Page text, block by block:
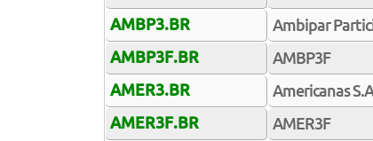
AMBP3.BR
Ambipar
AMBP3F.BR
AMBP3F
AMER3.BR
Americanas
AMER3F.BR
AMER3F